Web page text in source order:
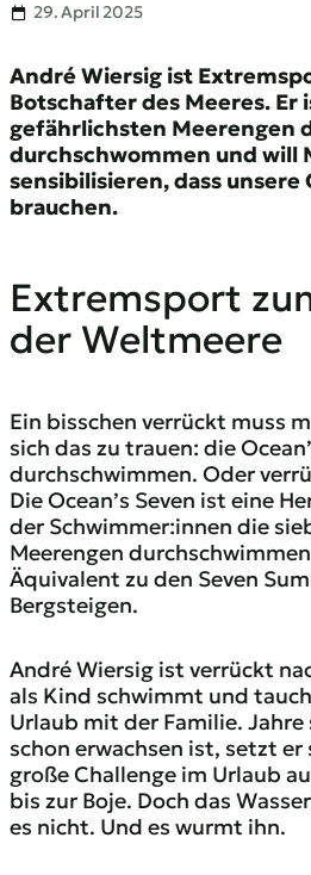
29. April 2025
André Wiersig ist
Botschafter des Meeres. Er
gefährlichsten Meerengen
durchschwommen und will
sensibilisieren, dass unsere
brauchen.
Extremsport
der Weltmeere
Ein bisschen verrückt muss
sich das zu trauen: die
durchschwimmen. Oder
Die Ocean’s Seven ist eine
der Schwimmer:innen die
Meerengen
Äquivalent zu den Seven
Bergsteigen.
André Wiersig ist verrückt
als Kind schwimmt und
Urlaub mit der Familie. Jahre
schon erwachsen ist, setzt er
große Challenge im Urlaub
bis zur Boje. Doch das
es nicht. Und es wurmt ihn.